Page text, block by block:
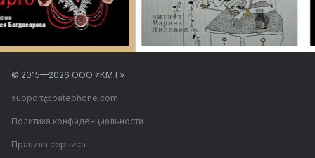
© 2015—2026 ООО «КМТ»
support@patephone.com
Политика конфиденциальности
Правила сервиса